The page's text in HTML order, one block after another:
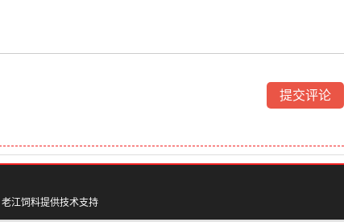
老江饲料提供技术支持